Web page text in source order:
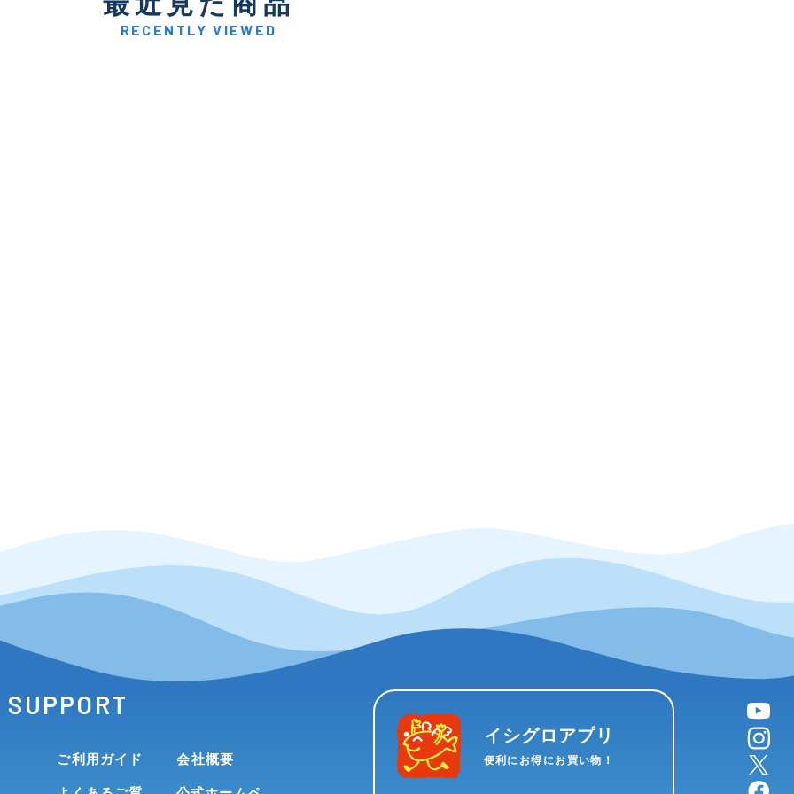
D
著しく状態が悪いが使用はできるもの、改造
品も含む
RECENTLY VIEWED
SUPPORT
ご利用ガイド 会社概要
イシグロアプリ
便利にお得にお買い物！
YouTube
instagram
X
facebook